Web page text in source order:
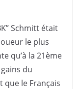
Schmitt était
le plus
qu’à la 21ème
du
que le Français